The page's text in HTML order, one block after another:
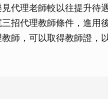
代理老師較以往提升待
招代理教師條件，進用
師，可以取得教師證，